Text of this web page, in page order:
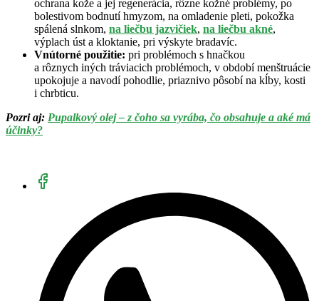
ochrana kože a jej regenerácia, rôzne kožné problémy, po
bolestivom bodnutí hmyzom, na omladenie pleti, pokožka
spálená slnkom, na liečbu jazvičiek, na liečbu akné,
výplach úst a kloktanie, pri výskyte bradavíc.
Vnútorné použitie: pri problémoch s hnačkou
a rôznych iných tráviacich problémoch, v období menštruácie
upokojuje a navodí pohodlie, priaznivo pôsobí na kĺby, kosti
i chrbticu.
Pozri aj: Pupalkový olej – z čoho sa vyrába, čo obsahuje a aké má
účinky?